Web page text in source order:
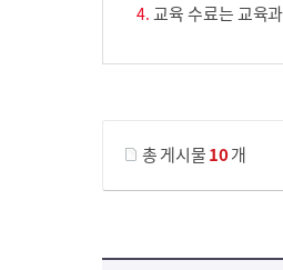
교육 수료는 교육
총 게시물10개
교육신청 목록을 나타낸 표로 회차, 지역, 접수기간, 교육기간, 교육장소, 신청인원/모집인원, 상태로 나뉘어 설명합니다.